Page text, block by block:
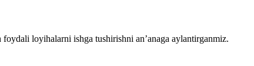
loyihalarni ishga tushirishni an’anaga aylantirganmiz.